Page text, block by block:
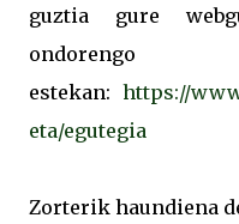
guztia gure
ondorengo
estekan: https://
eta/egutegia
Zorterik haundiena